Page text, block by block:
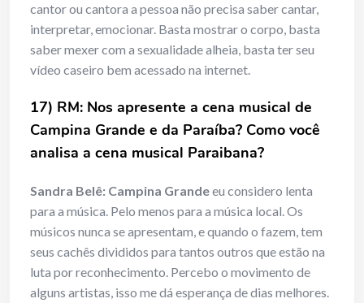
cantor ou cantora a pessoa não precisa saber cantar,
interpretar, emocionar. Basta mostrar o corpo, basta
saber mexer com a sexualidade alheia, basta ter seu
vídeo caseiro bem acessado na internet.
17) RM: Nos apresente a cena musical de
Campina Grande e da Paraíba? Como você
analisa a cena musical Paraibana?
Sandra Belê: Campina Grandeeu considero lenta
para a música. Pelo menos para a música local. Os
músicos nunca se apresentam, e quando o fazem, tem
seus cachês divididos para tantos outros que estão na
luta por reconhecimento. Percebo o movimento de
alguns artistas, isso me dá esperança de dias melhores.